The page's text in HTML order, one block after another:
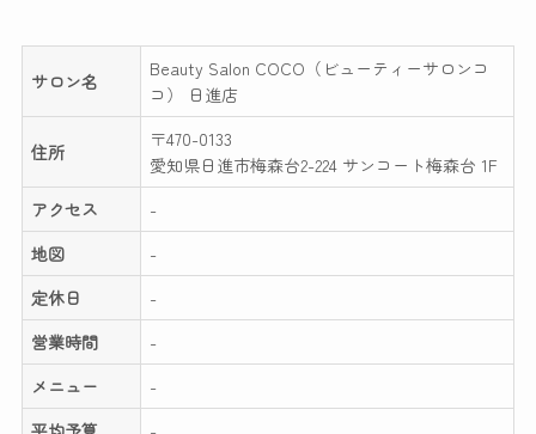
サロン名
Beauty Salon COCO（ビューティーサロンコ
コ） 日進店
住所
〒470-0133
愛知県日進市梅森台2-224 サンコート梅森台 1F
アクセス
-
地図
-
定休日
-
営業時間
-
メニュー
-